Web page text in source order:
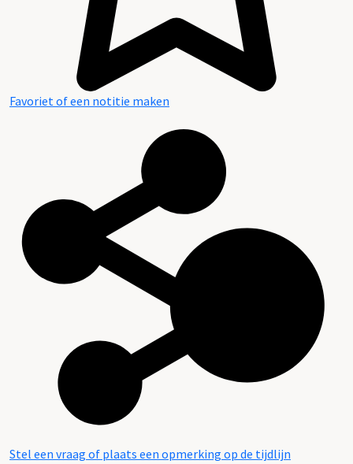
Favoriet of een notitie maken
Stel een vraag of plaats een opmerking op de tijdlijn